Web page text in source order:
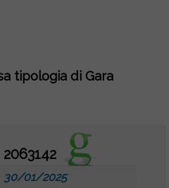
tipologia di Gara
2063142
30/01/2025